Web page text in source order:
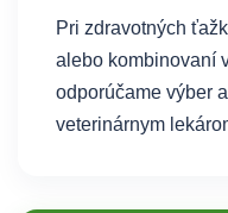
Pri zdravotných
alebo kombinovaní
odporúčame výber
veterinárnym